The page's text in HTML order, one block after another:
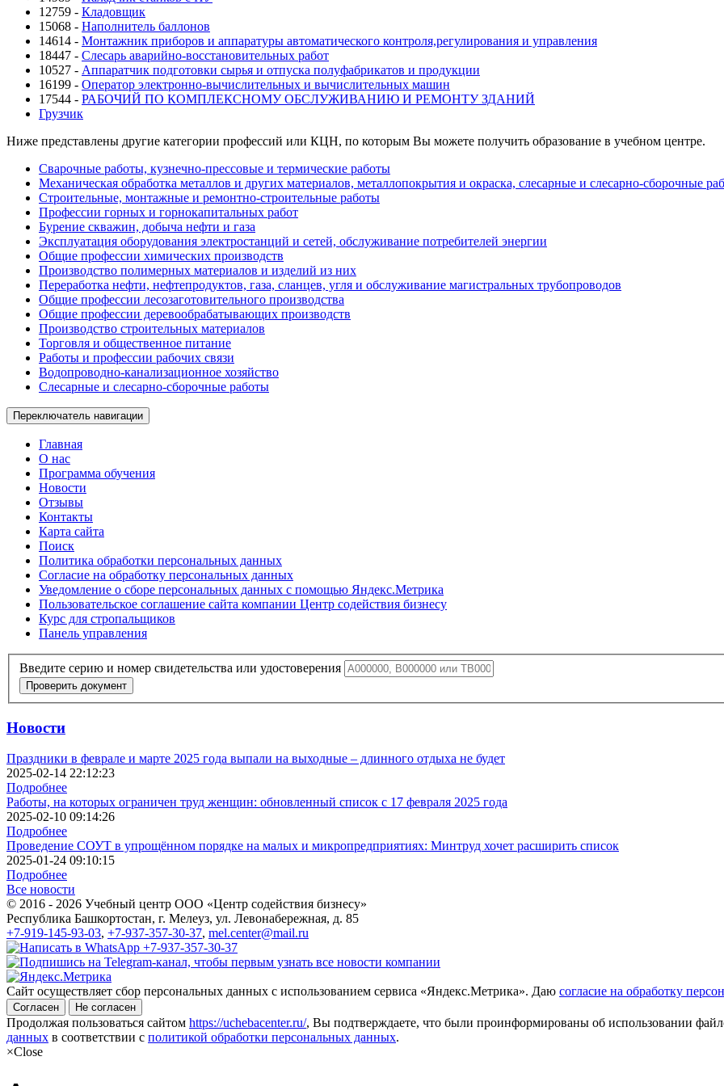
12759 - Кладовщик
15068 - Наполнитель баллонов
14614 - Монтажник приборов и аппаратуры автоматического контроля,регулирования и управления
18447 - Слесарь аварийно-восстановительных работ
10527 - Аппаратчик подготовки сырья и отпуска полуфабрикатов и продукции
16199 - Оператор электронно-вычислительных и вычислительных машин
17544 - РАБОЧИЙ ПО КОМПЛЕКСНОМУ ОБСЛУЖИВАНИЮ И РЕМОНТУ ЗДАНИЙ
Грузчик
Ниже представлены другие категории профессий или КЦН, по которым Вы можете получить образование в учебном центре.
Сварочные работы, кузнечно-прессовые и термические работы
Механическая обработка металлов и других материалов, металлопокрытия и окраска, слесарные и слесарно-сборочные
Строительные, монтажные и ремонтно-строительные работы
Профессии горных и горнокапитальных работ
Бурение скважин, добыча нефти и газа
Эксплуатация оборудования электростанций и сетей, обслуживание потребителей энергии
Общие профессии химических производств
Производство полимерных материалов и изделий из них
Переработка нефти, нефтепродуктов, газа, сланцев, угля и обслуживание магистральных трубопроводов
Общие профессии лесозаготовительного производства
Общие профессии деревообрабатывающих производств
Производство строительных материалов
Торговля и общественное питание
Работы и профессии рабочих связи
Водопроводно-канализационное хозяйство
Слесарные и слесарно-сборочные работы
Переключатель навигации
Главная
О нас
Программа обучения
Новости
Отзывы
Контакты
Карта сайта
Поиск
Политика обработки персональных данных
Согласие на обработку персональных данных
Уведомление о сборе персональных данных с помощью Яндекс.Метрика
Пользовательское соглашение сайта компании Центр содействия бизнесу
Курс для стропальщиков
Панель управления
Введите серию и номер свидетельства или удостоверения
Новости
Праздники в феврале и марте 2025 года выпали на выходные – длинного отдыха не будет
2025-02-14 22:12:23
Подробнее
Работы, на которых ограничен труд женщин: обновленный список с 17 февраля 2025 года
2025-02-10 09:14:26
Подробнее
Проведение СОУТ в упрощённом порядке на малых и микропредприятиях: Минтруд хочет расширить список
2025-01-24 09:10:15
Подробнее
Все новости
© 2016 - 2026 Учебный центр ООО «Центр содействия бизнесу»
Республика Башкортостан, г. Мелеуз, ул. Левонабережная, д. 85
+7-919-145-93-03, +7-937-357-30-37, mel.center@mail.ru
Сайт осуществляет сбор персональных данных с использованием сервиса «Яндекс.Метрика». Даю согласие на обработку
Согласен Не согласен
Продолжая пользоваться сайтом https://uchebacenter.ru/, Вы подтверждаете, что были проинформированы об использовании
данных в соответствии с политикой обработки персональных данных.
×Close